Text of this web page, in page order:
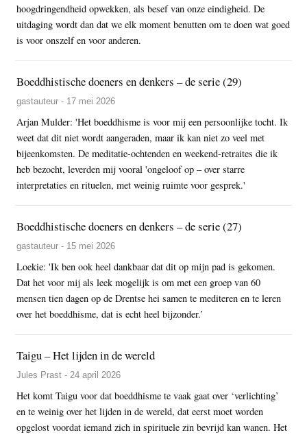
hoogdringendheid opwekken, als besef van onze eindigheid. De
uitdaging wordt dan dat we elk moment benutten om te doen wat goed
is voor onszelf en voor anderen.
Boeddhistische doeners en denkers – de serie (29)
gastauteur - 17 mei 2026
Arjan Mulder: 'Het boeddhisme is voor mij een persoonlijke tocht. Ik
weet dat dit niet wordt aangeraden, maar ik kan niet zo veel met
bijeenkomsten. De meditatie-ochtenden en weekend-retraites die ik
heb bezocht, leverden mij vooral 'ongeloof op – over starre
interpretaties en rituelen, met weinig ruimte voor gesprek.'
Boeddhistische doeners en denkers – de serie (27)
gastauteur - 15 mei 2026
Loekie: 'Ik ben ook heel dankbaar dat dit op mijn pad is gekomen.
Dat het voor mij als leek mogelijk is om met een groep van 60
mensen tien dagen op de Drentse hei samen te mediteren en te leren
over het boeddhisme, dat is echt heel bijzonder.’
Taigu – Het lijden in de wereld
Jules Prast - 24 april 2026
Het komt Taigu voor dat boeddhisme te vaak gaat over ‘verlichting’
en te weinig over het lijden in de wereld, dat eerst moet worden
opgelost voordat iemand zich in spirituele zin bevrijd kan wanen. Het